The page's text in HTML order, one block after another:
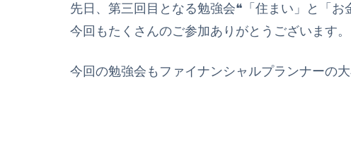
先日、第三回目となる勉強会❝「住まい」と「お
今回もたくさんのご参加ありがとうございます。
今回の勉強会もファイナンシャルプランナーの